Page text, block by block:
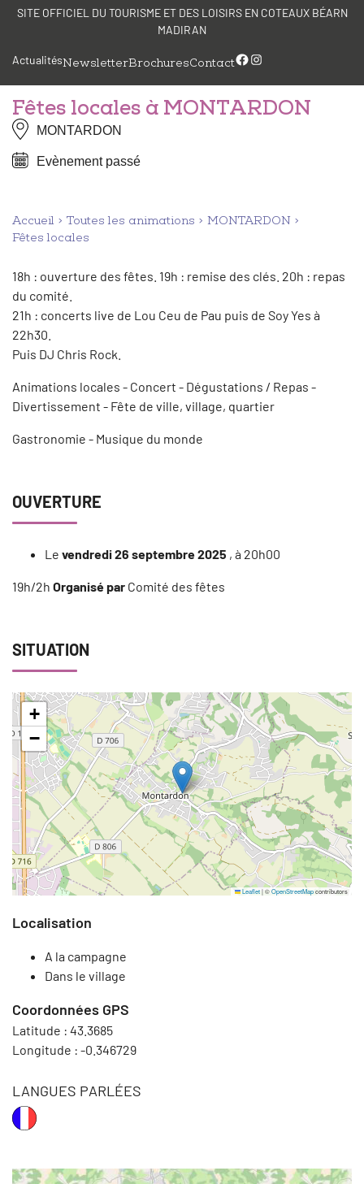
Panneau de gestion des cookies
AllerSITE OFFICIEL DU TOURISME ET DES LOISIRS EN COTEAUX BÉARN
MADIRAN
ActualitésNewsletterBrochuresContactFacebook
Instagram
Fêtes locales à MONTARDON
MONTARDON
Evènement passé
Accueil Toutes les animations
MONTARDON
Fêtes locales
18h : ouverture des fêtes. 19h : remise des clés. 20h : repas
du comité.
21h : concerts live de Lou Ceu de Pau puis de Soy Yes à
22h30.
Puis DJ Chris Rock.
Animations locales - Concert - Dégustations / Repas -
Divertissement - Fête de ville, village, quartier
Gastronomie - Musique du monde
OUVERTURE
Le vendredi 26 septembre 2025 , à 20h00
19h/2h Organisé par Comité des fêtes
SITUATION
+
−
Leaflet|©OpenStreetMapcontributors
Localisation
A la campagne
Dans le village
Coordonnées GPS
Latitude : 43.3685
Longitude : -0.346729
LANGUES PARLÉES